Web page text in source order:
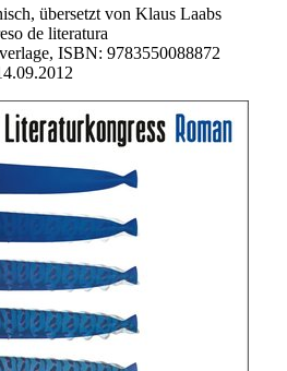
übersetzt von Klaus Laabs
de literatura
ISBN: 9783550088872